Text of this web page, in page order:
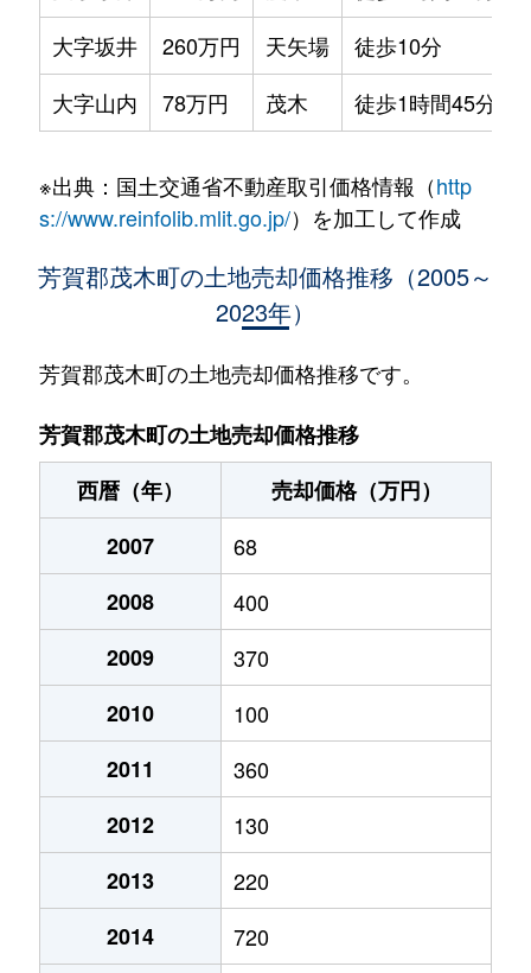
大字坂井
260万円 天矢場 徒歩10分
大字山内
78万円 茂木 徒歩1時間45分
※出典：国土交通省不動産取引価格情報（http
s://www.reinfolib.mlit.go.jp/）を加工して作成
芳賀郡茂木町の土地売却価格推移（2005～
2023年）
芳賀郡茂木町の土地売却価格推移です。
芳賀郡茂木町の土地売却価格推移
西暦（年）
売却価格（万円）
2007
68
2008
400
2009
370
2010
100
2011
360
2012
130
2013
220
2014
720